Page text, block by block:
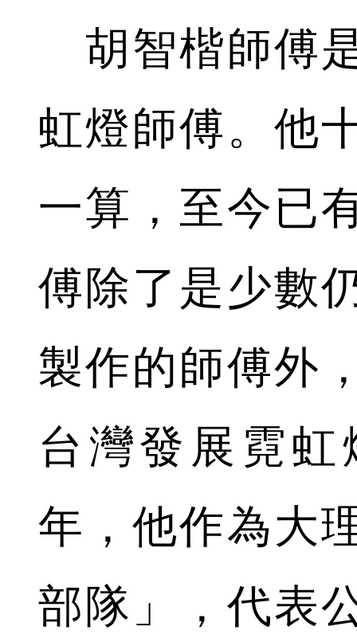
胡智楷師傅
虹燈師傅。他
一算，至今已
傅除了是少數
製作的師傅外
台灣發展霓
年，他作為大
部隊」，代表